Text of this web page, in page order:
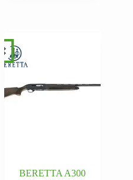
BERETTA A300